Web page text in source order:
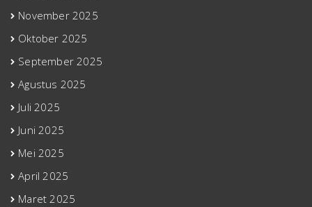
November 2025
Oktober 2025
September 2025
Agustus 2025
Juli 2025
Juni 2025
Mei 2025
April 2025
Maret 2025